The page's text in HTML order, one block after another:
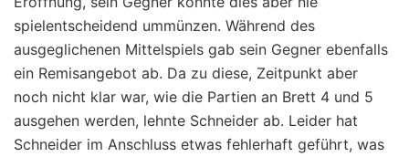
spielentscheidend ummünzen. Während des
ausgeglichenen Mittelspiels gab sein Gegner ebenfalls
ein Remisangebot ab. Da zu diese, Zeitpunkt aber
noch nicht klar war, wie die Partien an Brett 4 und 5
ausgehen werden, lehnte Schneider ab. Leider hat
Schneider im Anschluss etwas fehlerhaft geführt, was